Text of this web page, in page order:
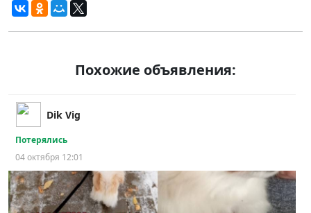
Похожие объявления:
Dik Vig
Потерялись
04 октября 12:01